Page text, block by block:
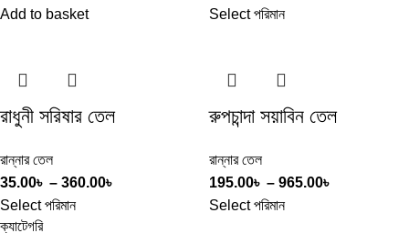
Add to basket
Select পরিমান
রাধুনী সরিষার তেল
রান্নার তেল
35.00৳ – 360.00৳
Select পরিমান
রুপচান্দা সয়াবিন তেল
রান্নার তেল
195.00৳ – 965.00৳
Select পরিমান
ক্যাটেগরি